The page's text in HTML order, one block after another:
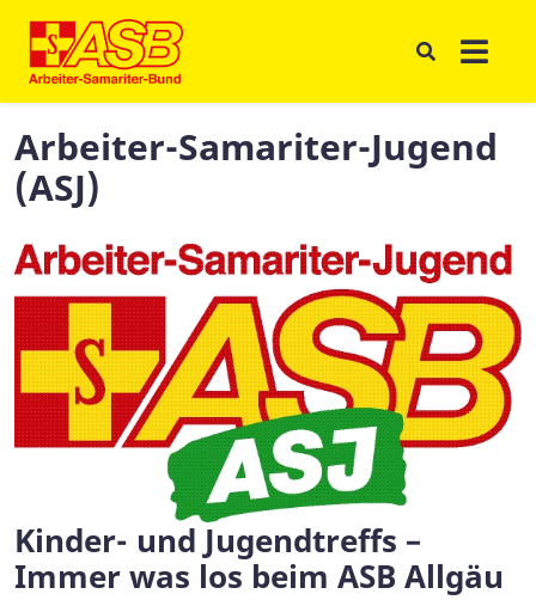
Arbeiter-Samariter-Jugend
(ASJ)
Kinder- und Jugendtreffs –
Immer was los beim ASB Allgäu